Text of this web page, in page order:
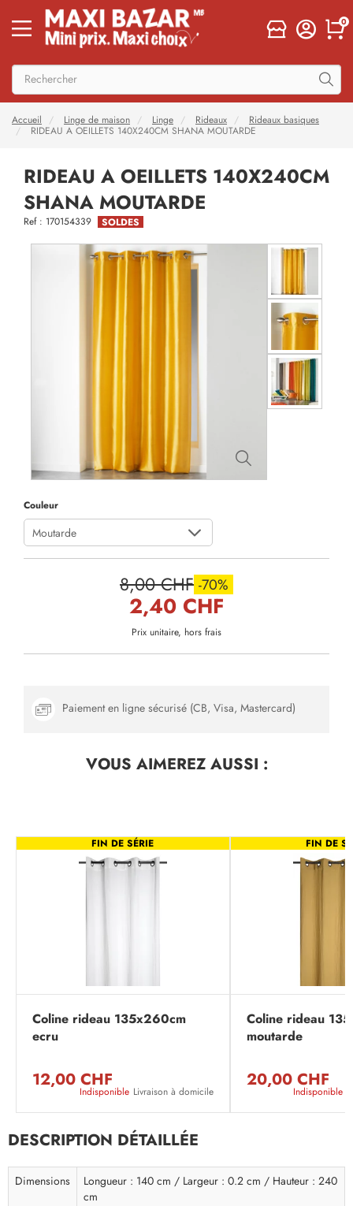
0
Accueil Linge de maison Linge Rideaux
Rideaux basiques
RIDEAU A OEILLETS 140X240CM SHANA MOUTARDE
RIDEAU A OEILLETS 140X240CM
SHANA MOUTARDE
Ref : 170154339 SOLDES
Couleur
Moutarde
8,00 CHF -70%
2,40 CHF
Prix unitaire, hors frais
Paiement en ligne sécurisé (CB, Visa, Mastercard)
VOUS AIMEREZAUSSI :
FIN DE SÉRIE
Coline rideau 135x260cm
ecru
12,00 CHF
Indisponible Livraison à domicile
FIN DE
Coline rideau
moutarde
20,00 CHF
Indisponible
DESCRIPTION DÉTAILLÉE
Dimensions
Longueur : 140 cm / Largeur : 0.2 cm / Hauteur : 240
cm